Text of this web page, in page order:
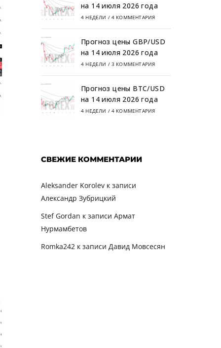
на 14 июля 2026 года
4 НЕДЕЛИ / 4 КОММЕНТАРИЯ
Прогноз цены GBP/USD
на 14 июля 2026 года
4 НЕДЕЛИ / 3 КОММЕНТАРИЯ
Прогноз цены BTC/USD
на 14 июля 2026 года
4 НЕДЕЛИ / 4 КОММЕНТАРИЯ
СВЕЖИЕ КОММЕНТАРИИ
Aleksander Korolevк записи
Александр Зубрицкий
Stef Gordan к записи Армат
Нурмамбетов
Romka242 к записи Давид Мовсесян